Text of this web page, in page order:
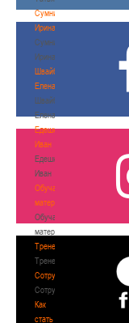
Сумникова
Ирина
Сумникова
Ирина
Швайбович
Елена
Швайбович
Елена
Едешко
Иван
Едешко
Иван
Обучающие
материалы
Обучающие
материалы
Тренерам
Тренерам
Сотрудничество
Сотрудничество
Как
стать